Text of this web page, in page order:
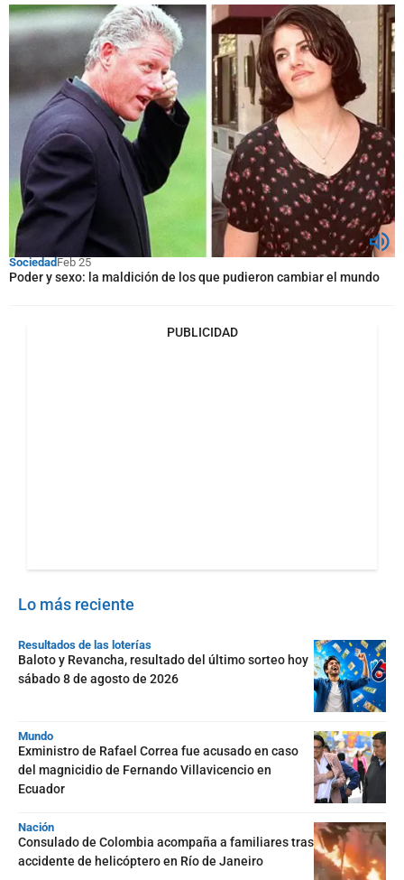
SociedadFeb 25
Poder y sexo: la maldición de los que pudieron cambiar el mundo
PUBLICIDAD
Lo más reciente
Resultados de las loterías
Baloto y Revancha, resultado del último sorteo hoy
sábado 8 de agosto de 2026
Mundo
Exministro de Rafael Correa fue acusado en caso
del magnicidio de Fernando Villavicencio en
Ecuador
Nación
Consulado de Colombia acompaña a familiares tras
accidente de helicóptero en Río de Janeiro